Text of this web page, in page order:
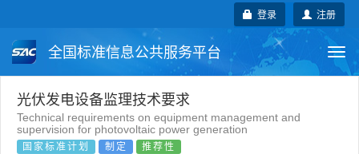
注册
登录
全国标准信息公共服务平台
国家标准 行业标准
团体标准 企业标准
光伏发电设备监理技术要求
Technical requirements on equipment management and
supervision for photovoltaic power generation
国家标准计划 制定 推荐性